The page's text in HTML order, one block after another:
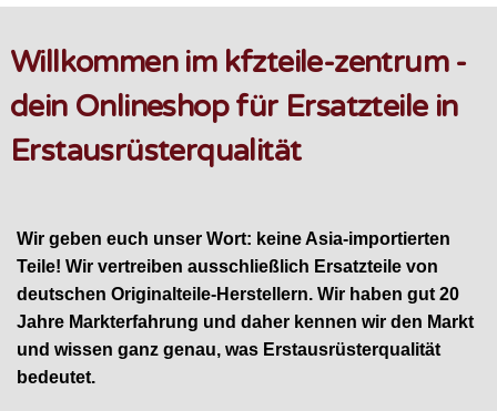
Willkommen im kfzteile-zentrum -
dein Onlineshop für Ersatzteile in
Erstausrüsterqualität
Wir geben euch unser Wort: keine Asia-importierten
Teile! Wir vertreiben ausschließlich Ersatzteile von
deutschen Originalteile-Herstellern. Wir haben gut 20
Jahre Markterfahrung und daher kennen wir den Markt
und wissen ganz genau, was Erstausrüsterqualität
bedeutet.